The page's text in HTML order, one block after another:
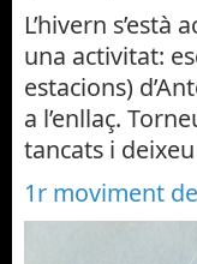
L’hivern
una activitat:
estacions)
a l’enllaç.
tancats i
1r moviment